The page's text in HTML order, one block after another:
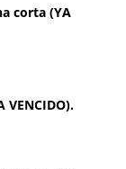
corta (YA
VENCIDO).